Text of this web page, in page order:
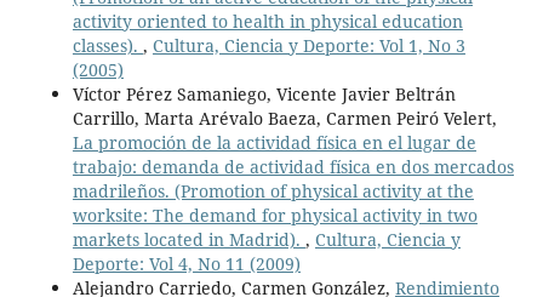
activity oriented to health in physical education
classes). , Cultura, Ciencia y Deporte: Vol 1, No 3
(2005)
Víctor Pérez Samaniego, Vicente Javier Beltrán
Carrillo, Marta Arévalo Baeza, Carmen Peiró Velert,
La promoción de la actividad física en el lugar de
trabajo: demanda de actividad física en dos mercados
madrileños. (Promotion of physical activity at the
worksite: The demand for physical activity in two
markets located in Madrid). , Cultura, Ciencia y
Deporte: Vol 4, No 11 (2009)
Alejandro Carriedo, Carmen González, Rendimiento